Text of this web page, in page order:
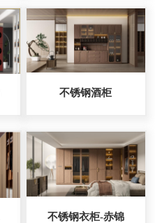
不锈钢酒柜
不锈钢衣柜-赤锦